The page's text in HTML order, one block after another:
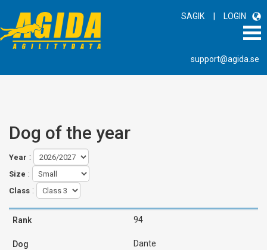
SAGIK | LOGIN
support@agida.se
Dog of the year
Year :
Size :
Class :
94
Dante